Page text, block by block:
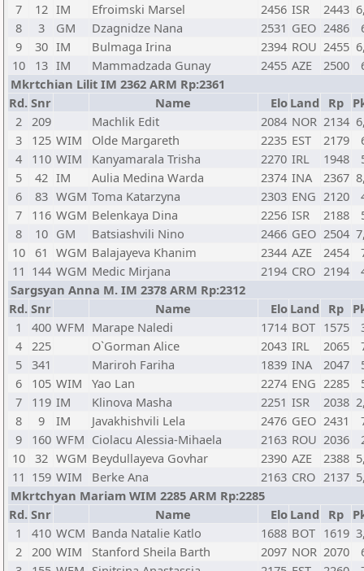
7
12 IM Efroimski Marsel 2456 ISR 2443
8
3 GM Dzagnidze Nana 2531 GEO 2486
9
30 IM Bulmaga Irina 2394 ROU 2455
10
13 IM Mammadzada Gunay 2455 AZE 2500
Mkrtchian Lilit IM 2362 ARM Rp:2361
Rd. Snr Name Elo Land Rp
2 209 Machlik Edit 2084 NOR 2134
3
125 WIM Olde Margareth 2235 EST 2179
4
110 WIM Kanyamarala Trisha 2270 IRL 1948
5
42 IM Aulia Medina Warda 2374 INA 2367
6
83 WGM Toma Katarzyna 2303 ENG 2120
7
116 WGM Belenkaya Dina 2256 ISR 2188
8
10 GM Batsiashvili Nino 2466 GEO 2504
10 61 WGM Balajayeva Khanim 2344 AZE 2454
11 144 WGM Medic Mirjana 2194 CRO 2194
Sargsyan Anna M. IM 2378 ARM Rp:2312
Rd. Snr Name Elo Land Rp
1
400 WFM Marape Naledi 1714 BOT 1575
4 225 O`Gorman Alice 2043 IRL 2065
5 341 Mariroh Fariha 1839 INA 2047
6
105 WIM Yao Lan 2274 ENG 2285
7
119 IM Klinova Masha 2251 ISR 2038
8
9 IM Javakhishvili Lela 2476 GEO 2431
9
160 WFM Ciolacu Alessia-Mihaela 2163 ROU 2036
10 32 WGM Beydullayeva Govhar 2390 AZE 2388
11 159 WIM Berke Ana 2163 CRO 2137
Mkrtchyan Mariam WIM 2285 ARM Rp:2285
Rd. Snr Name Elo Land Rp
1
410 WCM Banda Natalie Katlo 1688 BOT 1619
2 200 WIM Stanford Sheila Barth 2097 NOR 2070